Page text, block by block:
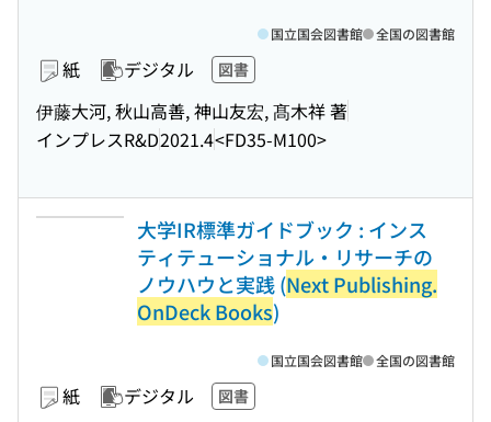
紙 デジタル 図書
伊藤大河, 秋山高善, 神山友宏, 髙木祥 著
インプレスR&D2021.4<FD35-M100>
国立国会図書館 全国の図書館
大学IR標準ガイドブック : インス
ティテューショナル・リサーチの
ノウハウと実践 (Next Publishing.
OnDeck Books)
紙 デジタル 図書
国立国会図書館 全国の図書館